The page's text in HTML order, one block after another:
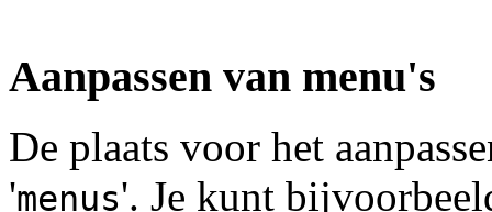
Aanpassen van menu's
De plaats voor het
'menus'. Je kunt